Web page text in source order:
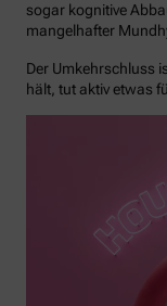
sogar kognitive
mangelhafter
Der Umkehrschluss
hält, tut aktiv etwas